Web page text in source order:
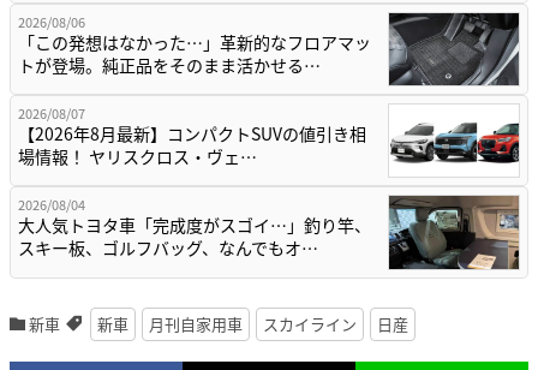
2026/08/06
「この発想はなかった…」革新的なフロアマッ
トが登場。純正品をそのまま活かせる…
2026/08/07
【2026年8月最新】コンパクトSUVの値引き相
場情報！ ヤリスクロス・ヴェ…
2026/08/04
大人気トヨタ車「完成度がスゴイ…」釣り竿、
スキー板、ゴルフバッグ、なんでもオ…
新車 新車 月刊自家用車 スカイライン 日産